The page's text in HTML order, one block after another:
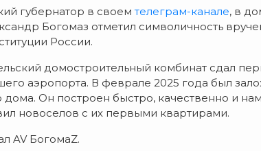
губернатор в своем телеграм-канале, в
Богомаз отметил символичность
России.
домостроительный комбинат сдал
аэропорта. В феврале 2025 года был
дома. Он построен быстро, качественно и
новоселов с их первыми квартирами.
AV БогомаZ.